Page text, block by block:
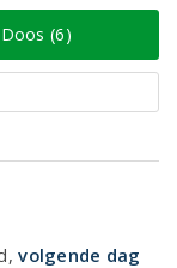
Doos (6)
volgende dag